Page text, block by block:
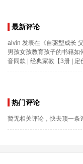
最新评论
alvin 发表在《自驱型成长
男孩女孩教育孩子的书籍如
音同款 | 经典家教【3册 | 定
热门评论
暂无相关评论，快去顶一条